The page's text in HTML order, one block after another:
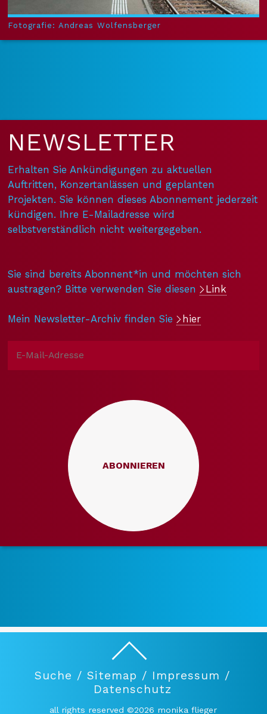
Fotografie: Andreas Wolfensberger
NEWS­LETTER
Erhalten Sie Ankündigungen zu aktuellen
Auftritten, Konzertanlässen und geplanten
Projekten. Sie können dieses Abonnement jederzeit
kündigen. Ihre E-Mailadresse wird
selbstverständlich nicht weitergegeben.
Sie sind bereits Abonnent*in und möchten sich
austragen? Bitte verwenden Sie diesen Link
Mein Newsletter-Archiv finden Sie hier
ABONNIEREN
Suche / Sitemap / Impressum /
Datenschutz
all rights reserved ©2026 monika flieger